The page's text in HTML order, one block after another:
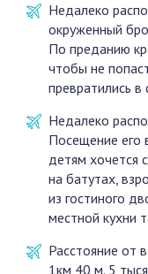
Недалеко
окруженный
По преданию
чтобы не
превратились в
Недалеко
Посещение его
детям хочется
на батутах,
из гостиного
местной кухни
Расстояние от
1км 40 м. 5